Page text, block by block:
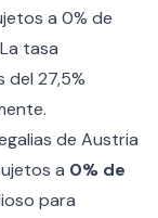
a 0% de
tasa
27,5%
de Austria
a 0% de
para